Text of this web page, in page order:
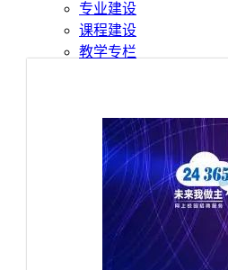
专业建设
课程建设
教学专栏
师资风采
名师工作室
学团组织
活动风采
卓越师范生